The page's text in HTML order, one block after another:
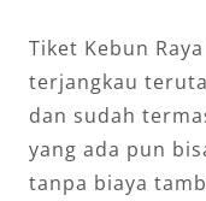
Tiket Kebun
terjangkau
dan sudah
yang ada pun
tanpa biaya